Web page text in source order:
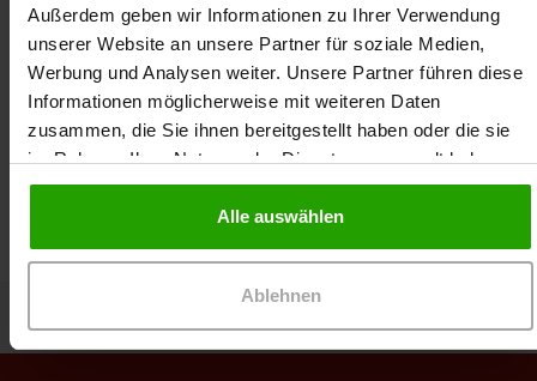
Außerdem geben wir Informationen zu Ihrer Verwendung
unserer Website an unsere Partner für soziale Medien,
Werbung und Analysen weiter. Unsere Partner führen diese
Informationen möglicherweise mit weiteren Daten
zusammen, die Sie ihnen bereitgestellt haben oder die sie
im Rahmen Ihrer Nutzung der Dienste gesammelt haben.
Alle auswählen
Ablehnen
Zertifikat
Die Ausstellung eines Zertifikates setzt die
vollständige Teilnahme an dem Online-Seminar
voraus. Das Zertifikat kann nur für den registrierten
Teilnehmer ausgestellt werden.
Gesundheitswissenschaftlerin und
Hochschuldozentin im Bereich des
Gesundheitsmanagement, sie ist Expertin für die
Themen Abrechnung und Recht.